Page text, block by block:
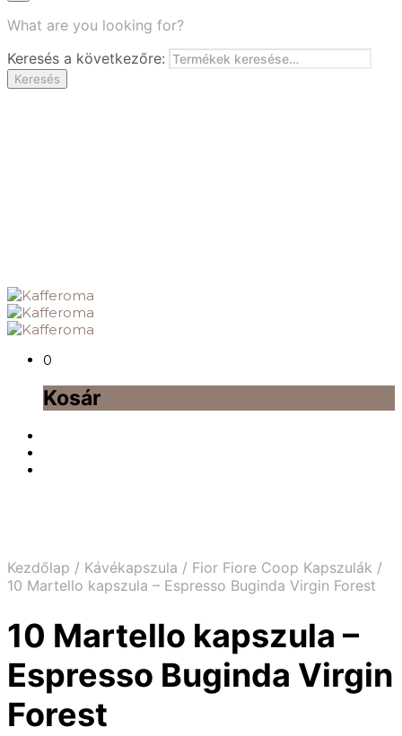
Instant Kávé
Zacskó Tea
Tartozékok
What are you looking for?
Keresés a következőre:
Keresés
0
Kosár
Kezdőlap / Kávékapszula / Fior Fiore Coop Kapszulák /
10 Martello kapszula – Espresso Buginda Virgin Forest
10 Martello kapszula –
Espresso Buginda Virgin
Forest